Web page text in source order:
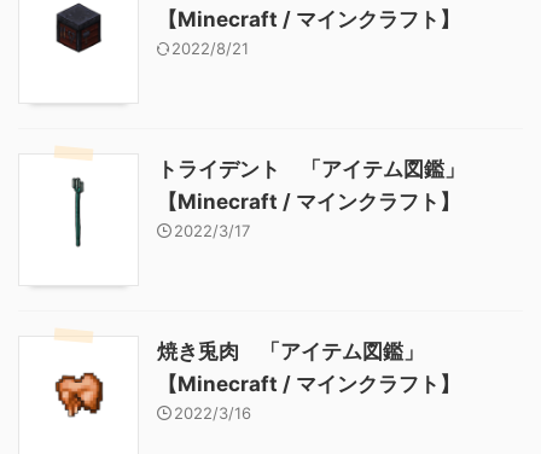
【Minecraft / マインクラフト】
2022/8/21
トライデント 「アイテム図鑑」
【Minecraft / マインクラフト】
2022/3/17
焼き兎肉 「アイテム図鑑」
【Minecraft / マインクラフト】
2022/3/16